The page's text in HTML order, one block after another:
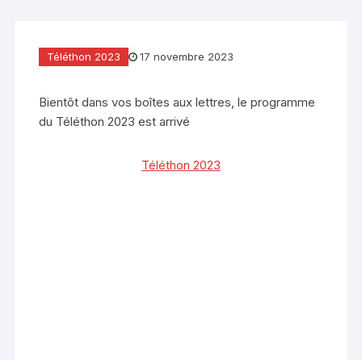
Téléthon 2023 17 novembre 2023
Bientôt dans vos boîtes aux lettres, le programme
du Téléthon 2023 est arrivé
Téléthon 2023